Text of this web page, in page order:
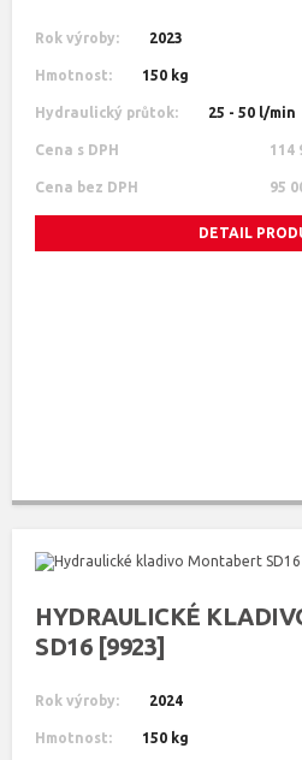
Rok výroby: 2023
Hmotnost: 150 kg
Hydraulický průtok: 25 - 50 l/min
Cena s DPH 114
Cena bez DPH 95
DETAIL
HYDRAULICKÉ
SD16 [9923]
Rok výroby: 2024
Hmotnost: 150 kg